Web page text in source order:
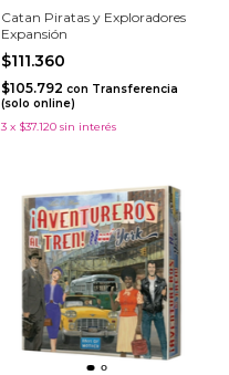
Catan Piratas y Exploradores
Expansión
$111.360
$105.792 con Transferencia
(solo online)
3 x $37.120 sin interés